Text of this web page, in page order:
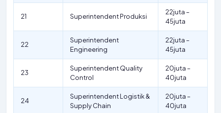
21 Superintendent Produksi
22juta –
45juta
22
Superintendent
Engineering
22juta –
45juta
23
Superintendent Quality
Control
20juta –
40juta
24
Superintendent Logistik &
Supply Chain
20juta –
40juta